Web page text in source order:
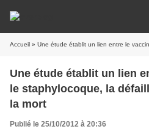
Accueil » Une étude établit un lien entre le vaccin contre le
Une étude établit un lien
le staphylocoque, la
la mort
Publié le 25/10/2012 à 20:36